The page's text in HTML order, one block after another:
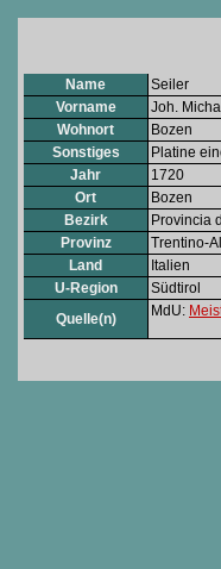
Name
Seiler
Vorname
Joh.
Wohnort
Bozen
Sonstiges
Platine
Jahr
1720
Ort
Bozen
Bezirk
Provincia
Provinz
Trentino-
Land
Italien
U-Region
Südtirol
Quelle(n)
MdU: